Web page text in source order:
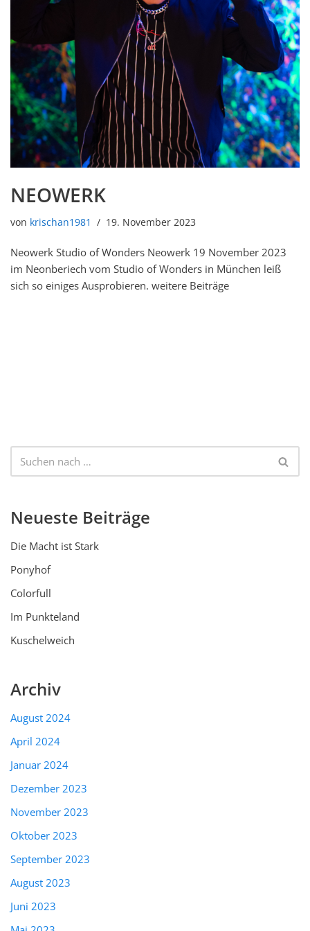
NEOWERK
von krischan1981 19. November 2023
Neowerk Studio of Wonders Neowerk 19 November 2023
im Neonberiech vom Studio of Wonders in München leiß
sich so einiges Ausprobieren. weitere Beiträge
Neueste Beiträge
Die Macht ist Stark
Ponyhof
Colorfull
Im Punkteland
Kuschelweich
Archiv
August 2024
April 2024
Januar 2024
Dezember 2023
November 2023
Oktober 2023
September 2023
August 2023
Juni 2023